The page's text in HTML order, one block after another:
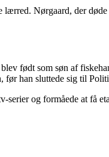
Nørgaard, der
født som søn af
før han sluttede sig til
og formåede at få